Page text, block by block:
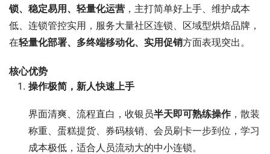
锁、稳定易用、轻量化运营 ，主打简单好上手、维护成本
低、连锁管控实用，服务大量社区连锁、区域型烘焙品牌，
在轻量化部署、多终端移动化、实用促销方面表现突出。
核心优势
操作极简，新人快速上手
界面清爽、流程直白，收银员半天即可熟练操作，散装
称重、蛋糕提货、券码核销、会员刷卡一步到位，学习
成本极低，适合人员流动大的中小连锁。